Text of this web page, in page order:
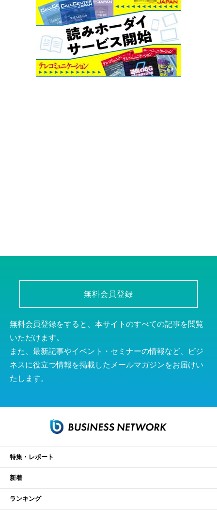
無料会員登録
無料会員登録をすると、本サイトのすべての記事を閲覧
いただけます。
また、最新記事やイベント・セミナーの情報など、ビジ
ネスに役立つ情報を掲載したメールマガジンをお届けい
たします。
特集・レポート
新着
ランキング